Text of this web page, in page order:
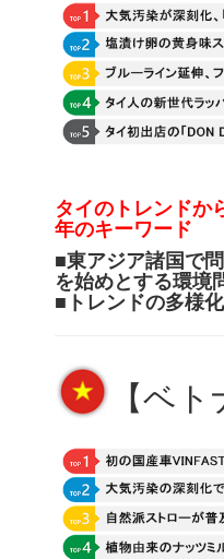
タイのトレンドか
年のキーワード
■東アジア諸国で
を始めとする環境
■ トレンドの多様
【ベト